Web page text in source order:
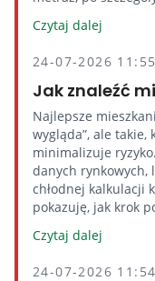
Czytaj dalej
24-07-2026
Jak znaleźć
Najlepsze
wygląda”, ale
minimalizuje
danych rynkowych,
chłodnej kalkulacji
pokazuję, jak krok
Czytaj dalej
24-07-2026